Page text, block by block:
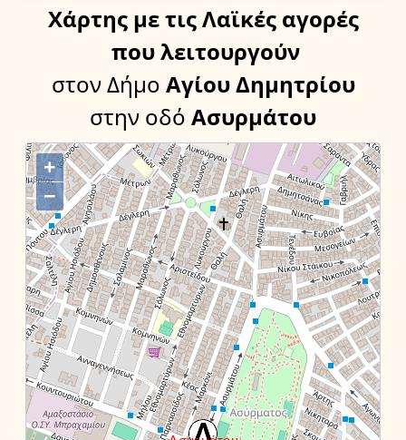
Χάρτης με τις Λαϊκές αγορές
που λειτουργούν
στον Δήμο Αγίου Δημητρίου
στην οδό Ασυρμάτου
+
−